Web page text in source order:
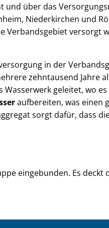
über das
Niederkirchen und
Verbandsgebiet versorgt
in der
zehntausend Jahre
geleitet, wo
aufbereiten, was einen
sorgt dafür, dass
eingebunden. Es